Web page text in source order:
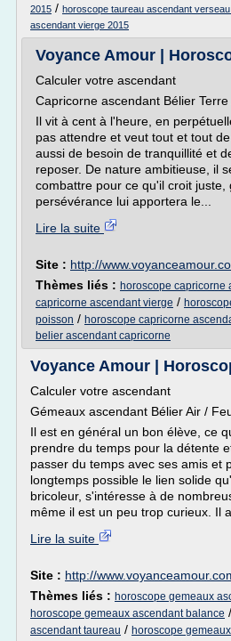
2015 / horoscope taureau ascendant
ascendant vierge 2015
Voyance Amour |
Calculer votre ascendant
Capricorne ascendant Bélier
Il vit à cent à l'heure, en
pas attendre et veut tout et tout
aussi de besoin de tranquillité et
reposer. De nature ambitieuse, il
combattre pour ce qu'il croit juste,
persévérance lui apportera le...
Lire la suite
Site : http://
Thèmes liés : horoscope capricorne
capricorne ascendant vierge /
poisson / horoscope capricorne
belier ascendant capricorne
Voyance Amour |
Calculer votre ascendant
Gémeaux ascendant Bélier Air /
Il est en général un bon élève, ce
prendre du temps pour la détente
passer du temps avec ses amis et
longtemps possible le lien solide
bricoleur, s'intéresse à de
même il est un peu trop curieux. Il
Lire la suite
Site : http://
Thèmes liés : horoscope gemeaux
horoscope gemeaux ascendant balance /
ascendant taureau / horoscope